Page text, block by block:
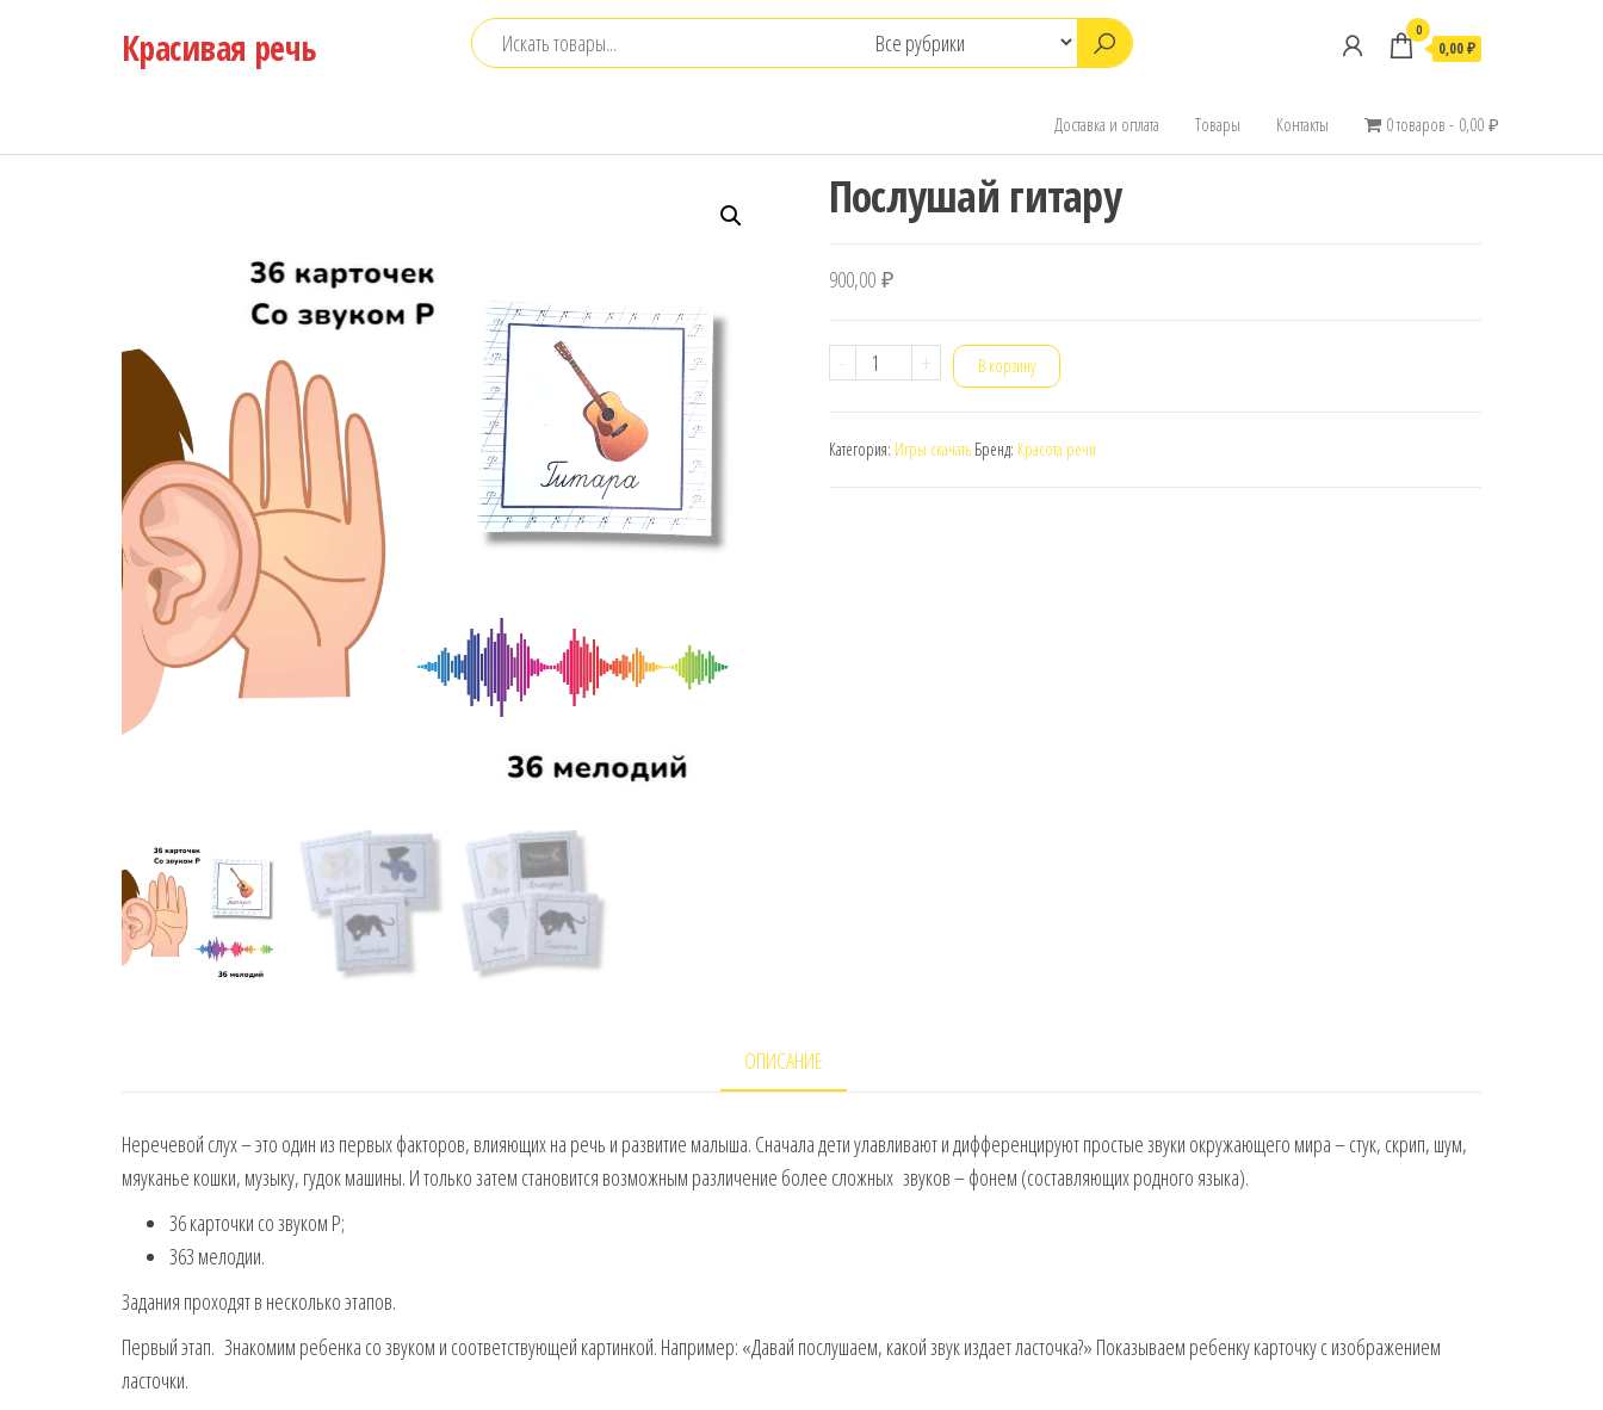
Красивая речь 0
0,00 ₽
Доставка и оплата Товары Контакты 0 товаров 0,00 ₽
Послушай гитару
900,00 ₽
-
Количество
гитару
+ В корзину
Категория: Игры скачать Бренд: Красота речи
ОПИСАНИЕ
Неречевой слух – это один из первых факторов, влияющих на речь и развитие малыша. Сначала дети улавливают и дифференцируют простые звуки окружающего мира – стук, скрип, шум,
мяуканье кошки, музыку, гудок машины. И только затем становится возможным различение более сложных звуков – фонем (составляющих родного языка).
36 карточки со звуком Р;
363 мелодии.
Задания проходят в несколько этапов.
Первый этап. Знакомим ребенка со звуком и соответствующей картинкой. Например: «Давай послушаем, какой звук издает ласточка?» Показываем ребенку карточку с изображением
ласточки.